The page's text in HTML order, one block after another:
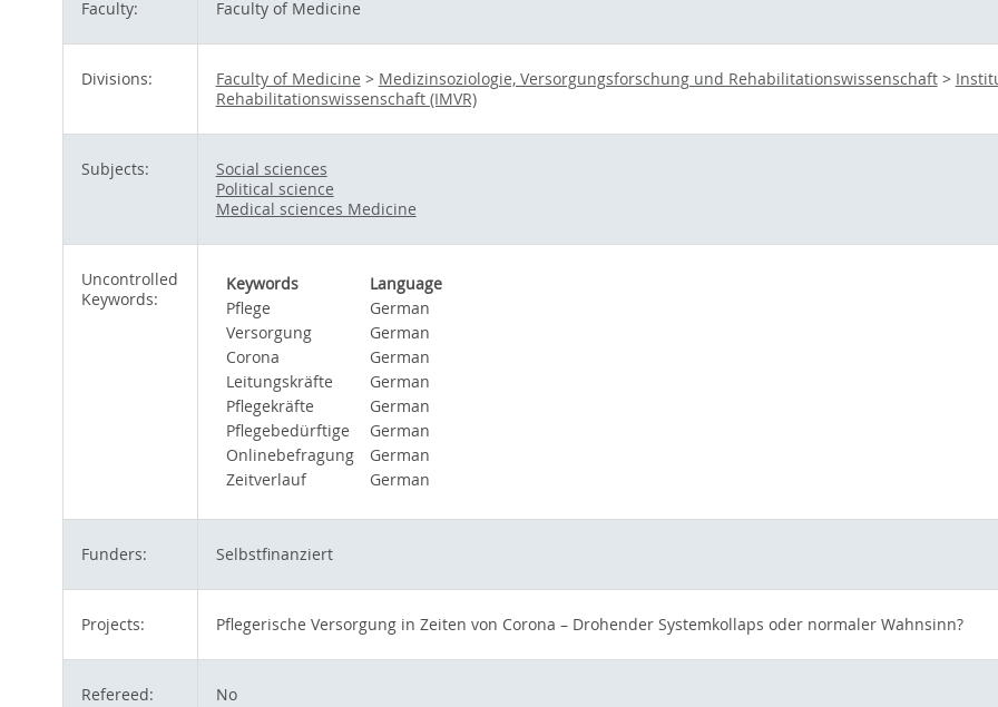
Faculty: Faculty of Medicine
Divisions: Faculty of Medicine > Medizinsoziologie, Versorgungsforschung und Rehabilitationswissenschaft>
Rehabilitationswissenschaft (IMVR)
Subjects:
Social sciences
Political science
Medical sciences Medicine
Uncontrolled
Keywords:
Keywords
Language
Pflege
German
Versorgung
German
Corona
German
Leitungskräfte
German
Pflegekräfte
German
Pflegebedürftige
German
Onlinebefragung
German
Zeitverlauf
German
Funders: Selbstfinanziert
Projects: Pflegerische Versorgung in Zeiten von Corona – Drohender Systemkollaps oder normaler Wahnsinn?
Refereed: No